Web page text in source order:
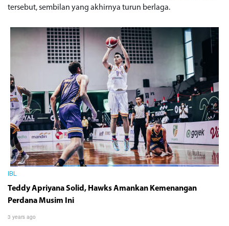
tersebut, sembilan yang akhirnya turun berlaga.
IBL
Teddy Apriyana Solid, Hawks Amankan Kemenangan
Perdana Musim Ini
3 years ago